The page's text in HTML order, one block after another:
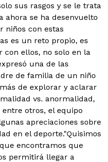
sus rasgos y se le trata
ahora se ha desenvuelto
niños con estas
es un reto propio, es
ellos, no solo en la
una de las
de familia de un niño
de explorar y aclarar
vs. anormalidad,
otros, el equipo
apreciaciones sobre
en el deporte."Quisimos
encontramos que
permitirá llegar a